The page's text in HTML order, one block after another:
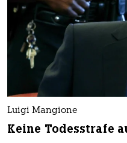
Luigi Mangione
Keine Todesstrafe